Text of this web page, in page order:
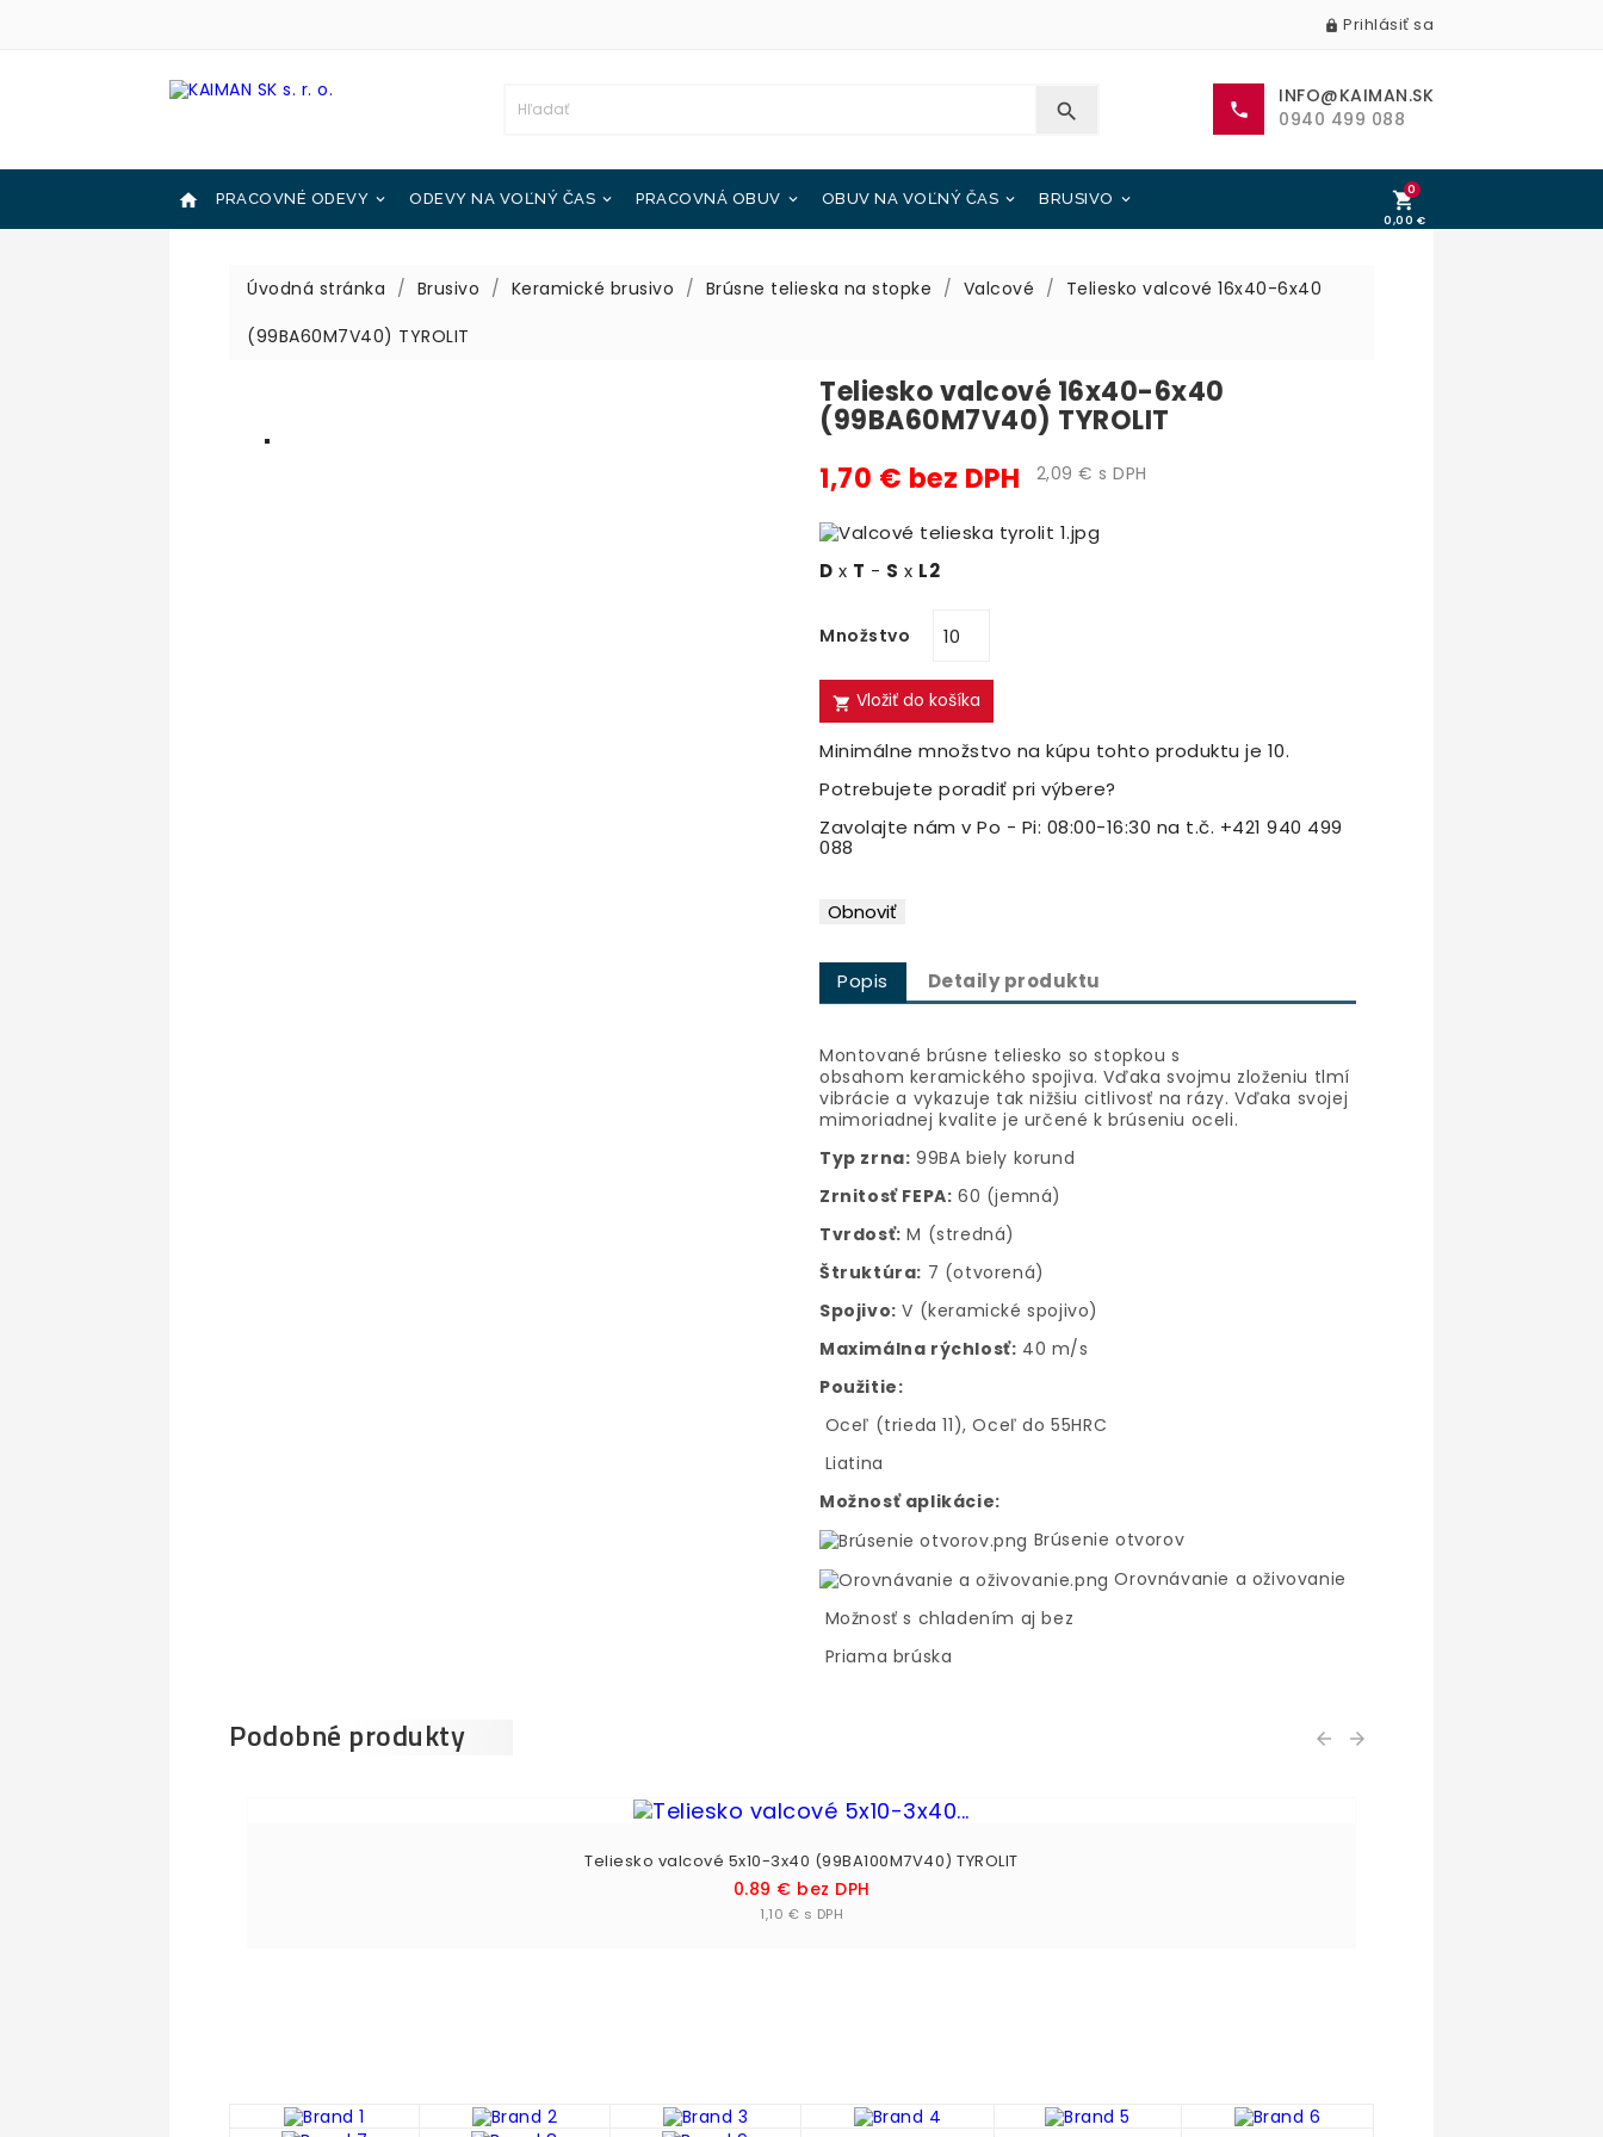
 Prihlásiť sa
 
INFO@KAIMAN.SK
0940 499 088
 
PRACOVNÉ ODEVY 
ODEVY NA VOĽNÝ ČAS 
PRACOVNÁ OBUV 
OBUV NA VOĽNÝ ČAS 
BRUSIVO 
0
0,00 €
Úvodná stránka Brusivo Keramické brusivo Brúsne telieska na stopke Valcové
Teliesko valcové 16x40-6x40
(99BA60M7V40) TYROLIT
Teliesko valcové 16x40-6x40
(99BA60M7V40) TYROLIT
1,70 € bez DPH 2,09 € s DPH
D x T - S x L2
Množstvo
 Vložiť do košíka
Minimálne množstvo na kúpu tohto produktu je 10.
Potrebujete poradiť pri výbere?
Zavolajte nám v Po - Pi: 08:00-16:30 na t.č. +421 940 499
088
Popis Detaily produktu
Montované brúsne teliesko so stopkou s
obsahom keramického spojiva. Vďaka svojmu zloženiu tlmí
vibrácie a vykazuje tak nižšiu citlivosť na rázy. Vďaka svojej
mimoriadnej kvalite je určené k brúseniu oceli.
Typ zrna: 99BA biely korund
Zrnitosť FEPA: 60 (jemná)
Tvrdosť: M (stredná)
Štruktúra: 7 (otvorená)
Spojivo: V (keramické spojivo)
Maximálna rýchlosť: 40 m/s
Použitie:
Oceľ (trieda 11), Oceľ do 55HRC
Liatina
Možnosť aplikácie:
Brúsenie otvorov
Orovnávanie a oživovanie
Možnosť s chladením aj bez
Priama brúska
Podobné produkty  
Teliesko valcové 5x10-3x40 (99BA100M7V40) TYROLIT
Cena
0.89 € bez DPH
1,10 € s DPH
 Vložiť do košíka